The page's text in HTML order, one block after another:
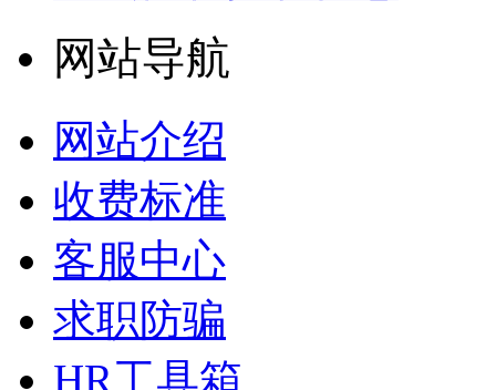
网站导航
网站介绍
收费标准
客服中心
求职防骗
HR工具箱